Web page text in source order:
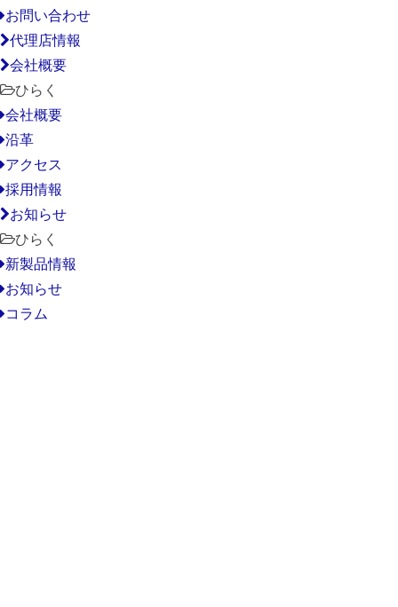
お問い合わせ
代理店情報
会社概要
ひらく
会社概要
沿革
アクセス
採用情報
お知らせ
ひらく
新製品情報
お知らせ
コラム